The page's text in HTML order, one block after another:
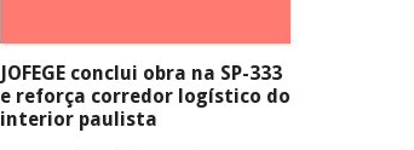
JOFEGE conclui obra na SP-333
e reforça corredor logístico do
interior paulista